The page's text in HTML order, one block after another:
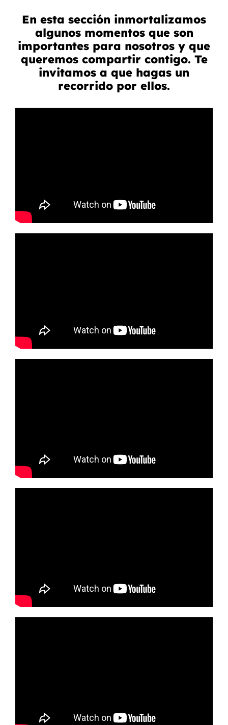
En esta sección inmortalizamos
algunos momentos que son
importantes para nosotros y que
queremos compartir contigo. Te
invitamos a que hagas un
recorrido por ellos.